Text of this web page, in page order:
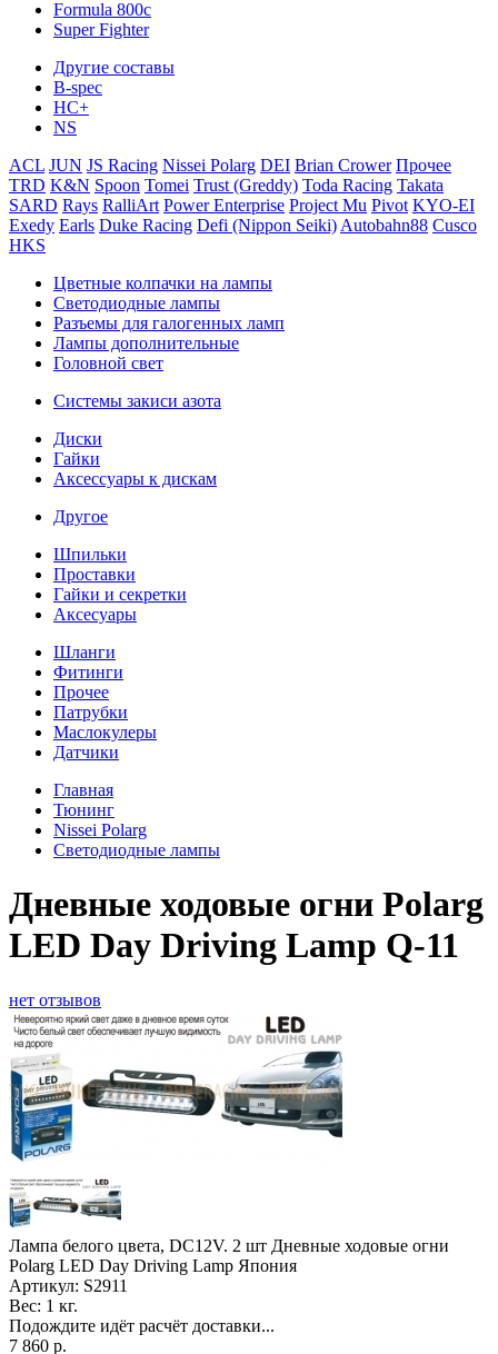
Formula 800c
Super Fighter
Другие составы
B-spec
HC+
NS
ACL JUN JS Racing Nissei Polarg DEI Brian Crower Прочее
TRD K&N Spoon Tomei Trust (Greddy) Toda Racing Takata
SARD Rays RalliArt Power Enterprise Project Mu Pivot KYO-EI
Exedy Earls Duke Racing Defi (Nippon Seiki) Autobahn88 Cusco
HKS
Цветные колпачки на лампы
Светодиодные лампы
Разъемы для галогенных ламп
Лампы дополнительные
Головной свет
Системы закиси азота
Диски
Гайки
Аксессуары к дискам
Другое
Шпильки
Проставки
Гайки и секретки
Аксесуары
Шланги
Фитинги
Прочее
Патрубки
Маслокулеры
Датчики
Главная
Тюнинг
Nissei Polarg
Светодиодные лампы
Дневные ходовые огни Polarg
LED Day Driving Lamp Q-11
нет отзывов
Лампа белого цвета, DC12V. 2 шт Дневные ходовые огни
Polarg LED Day Driving Lamp Япония
Артикул: S2911
Вес: 1 кг.
Подождите идёт расчёт доставки...
7 860 р.